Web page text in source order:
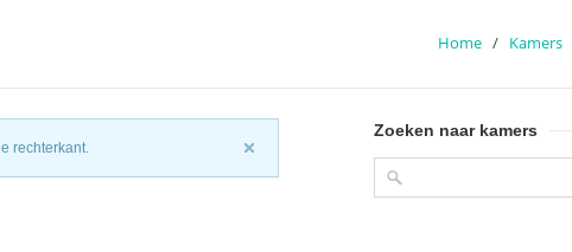
Home / Kamers
rechterkant.
Zoeken naar kamers